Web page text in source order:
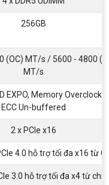
256GB
(OC) MT/s / 5600 - 4800
MT/s
EXPO, Memory
ECC Un-buffered
2 x PCIe x16
4.0 hỗ trợ tối đa x16 từ
3.0 hỗ trợ tối đa x4 từ
PC huyền thoại gắn liền
thủ Việt vào những
huyền thoại gắn liền với tuổi
vào những năm 2000
Bố 2 dòng Card Đồ